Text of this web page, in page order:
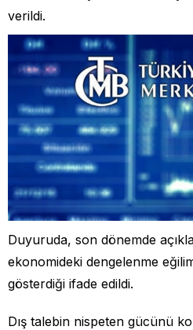
verildi.
Duyuruda, son dönemde
ekonomideki dengelenme
gösterdiği ifade edildi.
Dış talebin nispeten gücünü